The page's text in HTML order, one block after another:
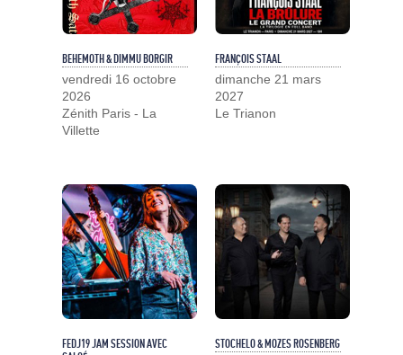
BEHEMOTH & DIMMU BORGIR
vendredi 16 octobre
2026
Zénith Paris - La
Villette
FRANÇOIS STAAL
dimanche 21 mars
2027
Le Trianon
FEDJ19 JAM SESSION AVEC
STOCHELO & MOZES ROSENBERG